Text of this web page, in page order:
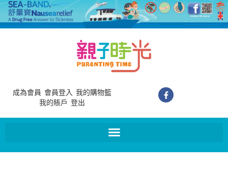
成為會員 會員登入 我的購物籃
我的賬戶 登出